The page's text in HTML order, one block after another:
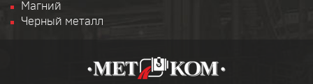
Магний
Черный металл